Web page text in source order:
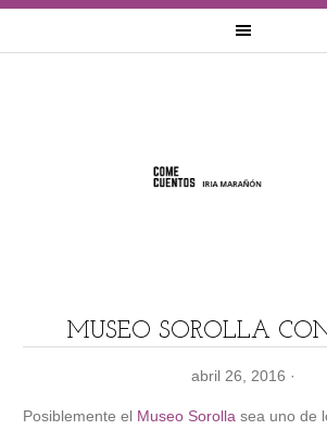
MUSEO SOROLLA
abril 26, 2016 ·
Posiblemente el Museo Sorolla sea uno de